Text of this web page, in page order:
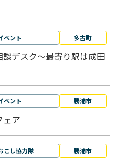
ベント 多古町
談デスク～最寄り駅は成田
ベント 勝浦市
ェア
こし協力隊 勝浦市